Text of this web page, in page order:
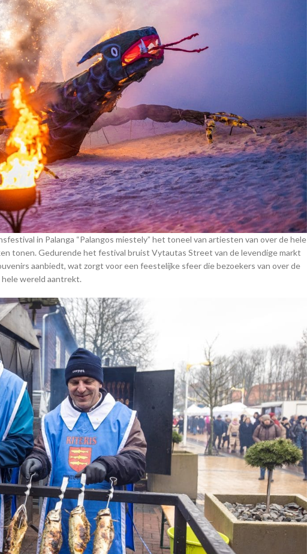
in Palanga “Palangos miestely” het toneel van artiesten van over de hele
tonen. Gedurende het festival bruist Vytautas Street van de levendige markt
aanbiedt, wat zorgt voor een feestelijke sfeer die bezoekers van over de
hele wereld aantrekt.